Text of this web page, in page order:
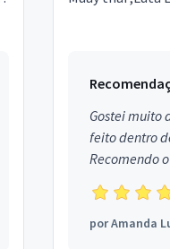
Gostei muito
feito dentro
Recomendo
profissionais.
porAmanda